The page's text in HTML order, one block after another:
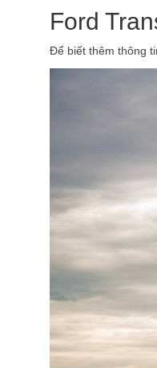
Ford
Để biết thêm thông